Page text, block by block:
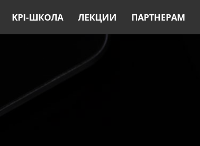
KPI-ШКОЛА ЛЕКЦИИ ПАРТНЕРАМ